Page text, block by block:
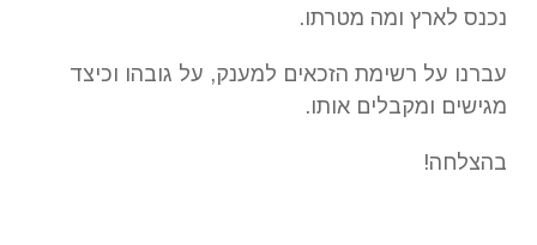
נכנס לארץ ומה מטרתו.
עברנו על רשימת הזכאים למענק, על גובהו וכיצד
מגישים ומקבלים אותו.
בהצלחה!